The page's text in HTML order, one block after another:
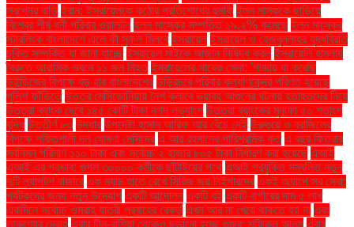
স্বপ্নের বাড়ি ইরান: ইসরায়েলকে কঠোর প্রতিশোধের হুমকি ইলন মাস্ককে ছাড়িয়ে
বিশ্বের শীর্ষ ধনী পরিবার ওয়ালটন ইলন মাস্কের সম্পত্তি ১৯.২% কমেছে ইলন মাস্কের
স্টারলিংক বাংলাদেশে এলে কী সুফল মিলবে ইসরায়েল ইসরায়েল ও হেজবুল্লাহর যুদ্ধবিরতি
চুক্তি সম্পর্কিত যা জানা যাচ্ছে ইসরায়েল মাইকে আজান নিষিদ্ধ করল ইসরায়েলি হামলায়
বৈরুতে আবাসিক ভবনে ১১ জন নিহত ইসরায়েলের সাবেক সেনা: 'গাজায় যা করেছি
উইন্ডিজের বিপক্ষে বড় হার বাংলাদেশের উড়িরচরে পরিবার কল্যাণকেন্দ্র পরিণত হয়েছে
পুলিশ ফাঁড়িতে উত্তর মেসিডোনিয়ায় নৈশ ক্লাবে ভয়াবহ আগুনের ঘটনায় হতাহতদের নিয়ে
উত্তরা ব্যাংক দেবে ১৪৫ কোটি টাকা নগদ লভ্যাংশ উত্তরা ব্যাংকের মুনাফা ৫০ শতাংশ
বৃদ্ধি উত্তীর্ণ ৮৩ উদ্ধার উপদেষ্টা হাসান আরিফ আর বেঁচে নেই উরুগুয়ে ও ব্রাজিলের
বিপক্ষে শক্তিশালী দল ঘোষণা মেসিদের এ আর রহমানের পারিশ্রমিক কত এ বছর ফিতরার
সর্বনিম্ন পরিমাণ ১১০ টাকা এবং সর্বোচ্চ ২ হাজার ৮০৫ টাকা নির্ধারণ করা হয়েছে এআই
এআই এর প্রভাব: গুগল ৩০০০০ কর্মীকে ছাঁটাইয়ের পথে এআই প্রযুক্তি সম্বলিত নতুন
দুটি ল্যাপটপ বাজারে এক ম্যাচ হাতে রেখে সিরিজ জয় টাইগারদের একই অ্যাপে সব সেবা:
পর্যটকদের জন্য নতুন উদ্যোগ একটি আন্দোলন একটি বই একটি বার্গারের দাম ৫ লাখ
একদিনে সর্বোচ্চ ওমরাহ যাত্রী প্রবাহের রেকর্ড এখন আর না খেয়ে থাকতে হয় না এবং
তারুণ্যের দ্রোহ এবার চীন-রাশিয়া থেকেও ছড়ানো হচ্ছে গুজব: শফিকুল আলম এবার